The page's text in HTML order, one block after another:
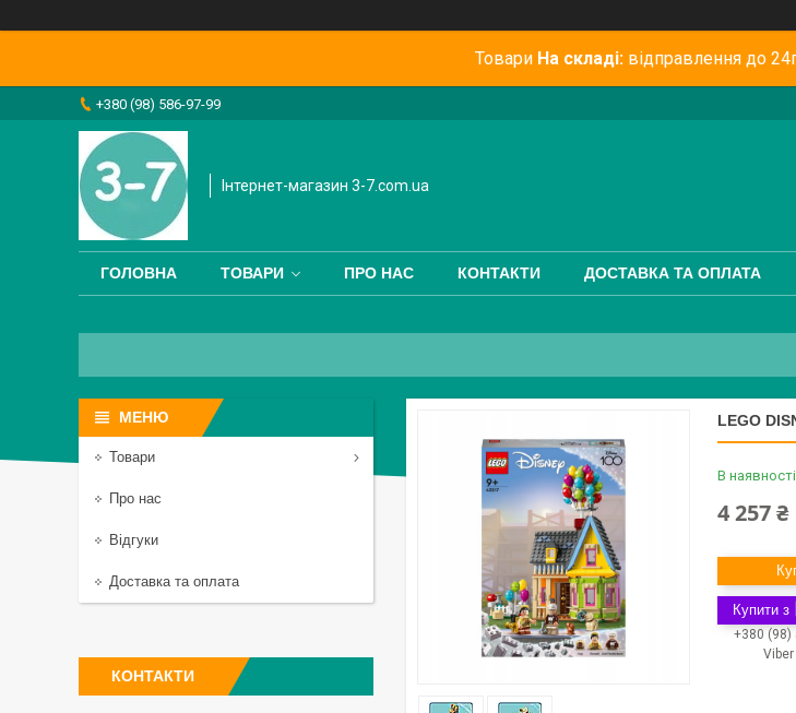
Товари На складі: відправлення до
+380 (98) 586-97-99
Інтернет-магазин 3-7.com.ua
ГОЛОВНА ТОВАРИ ПРО НАС КОНТАКТИ ДОСТАВКА ТА ОПЛАТА
LEGO
В наявності
4 257 ₴
Купити з
+380 (98)
Товари
Про нас
Відгуки
Доставка та оплата
КОНТАКТИ